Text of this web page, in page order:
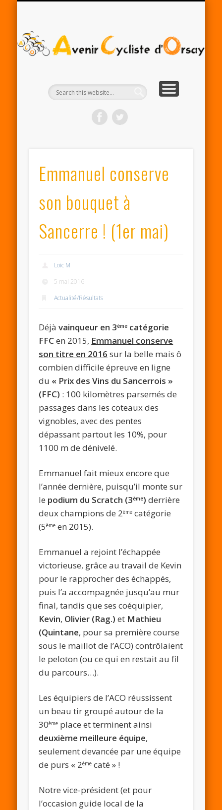
Emmanuel conserve
son bouquet à
Sancerre ! (1er mai)
Loic M
5 mai 2016
Actualité/Résultats
Déjàvainqueur en 3ème catégorie
FFCen 2015, Emmanuel conserve
son titre en 2016 sur la belle mais ô
combien difficile épreuve en ligne
du « Prix des Vins du Sancerrois »
(FFC) : 100 kilomètres parsemés de
passages dans les coteaux des
vignobles, avec des pentes
dépassant partout les 10%, pour
1100 m de dénivelé.
Emmanuel fait mieux encore que
l’année dernière, puisqu’il monte sur
le podium du Scratch (3ème) derrière
deux champions de 2ème catégorie
(5ème en 2015).
Emmanuel a rejoint l’échappée
victorieuse, grâce au travail de Kevin
pour le rapprocher des échappés,
puis l’a accompagnée jusqu’au mur
final, tandis que ses coéquipier,
Kevin, Olivier (Rag.) et Mathieu
(Quintane, pour sa première course
sous le maillot de l’ACO) contrôlaient
le peloton (ou ce qui en restait au fil
du parcours…).
Les équipiers de l’ACO réussissent
un beau tir groupé autour de la
30ème place et terminent ainsi
deuxième meilleure équipe,
seulement devancée par une équipe
de purs « 2ème caté » !
Notre vice-président (et pour
l’occasion guide local de la